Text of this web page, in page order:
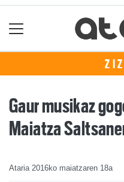
Gaur musikaz
Maiatza
Ataria 2016ko maiatzaren 18a